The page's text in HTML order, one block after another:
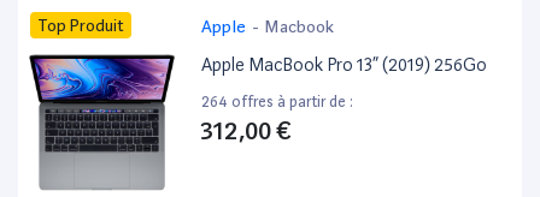
Top Produit Apple - Macbook
Apple MacBook Pro 13” (2019) 256Go
264 offres à partir de :
312,00 €